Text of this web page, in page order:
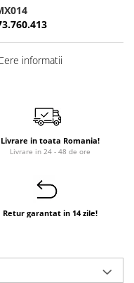
informatii
Livrare in toata Romania!
Livrare in 24 - 48 de ore
Retur garantat in 14 zile!